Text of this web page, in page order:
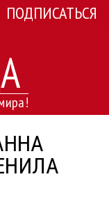
ПОДПИСАТЬСЯ